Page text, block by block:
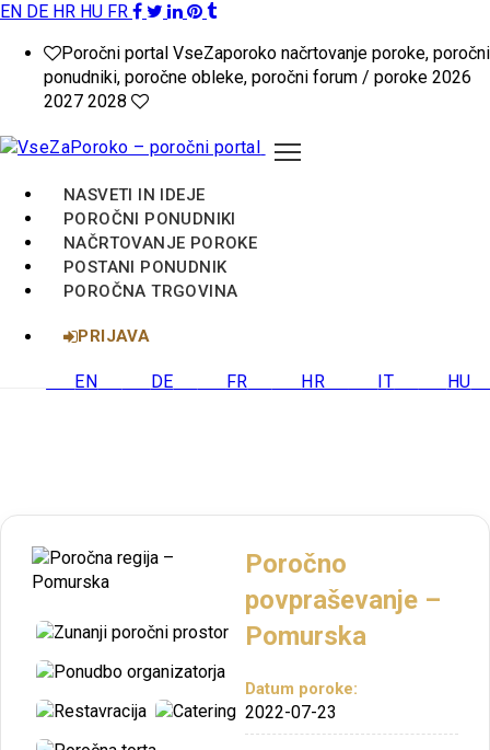
VseZaPoroko.net
Poročni
portal
za
načrtovanje
EN DE HR HU FR
Poročni portal VseZaporoko načrtovanje poroke, poročni
ponudniki, poročne obleke, poročni forum / poroke 2026
2027 2028
NASVETI IN IDEJE
POROČNI PONUDNIKI
NAČRTOVANJE POROKE
POSTANI PONUDNIK
POROČNA TRGOVINA
PRIJAVA
EN DE FR HR IT HU
Poročno
povpraševanje –
Pomurska
Datum poroke:
2022-07-23